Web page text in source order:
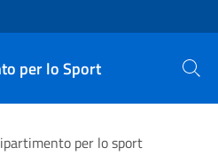
per lo Sport Cerca
per lo sport